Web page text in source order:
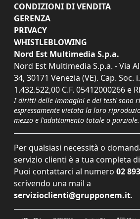
CONDIZIONI DI VENDITA
GERENZA
PRIVACY
WHISTLEBLOWING
Nord Est Multimedia S.p.a.
Nord Est Multimedia S.p.a. - Via
34, 30171 Venezia (VE). Cap. Soc.
1.432.522,00 C.F. 05412000266 e
I diritti delle immagini e dei testi sono
espressamente vietata la loro
mezzo e l'adattamento totale o parziale.
Per qualsiasi necessità o
servizio clienti è a tua completa
Puoi contattarci al numero 02
scrivendo una mail a
servizioclienti@grupponem.it.